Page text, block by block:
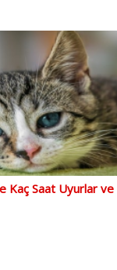
Kaç Saat Uyurlar